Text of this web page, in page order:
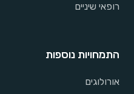
רופאי שיניים
התמחויות נוספות
אורולוגים